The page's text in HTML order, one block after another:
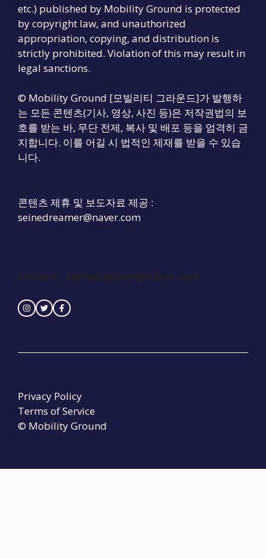
etc.) published by Mobility Ground is protected
by copyright law, and unauthorized
appropriation, copying, and distribution is
strictly prohibited. Violation of this may result in
legal sanctions.
© Mobility Ground [모빌리티 그라운드]가 발행하
는 모든 콘텐츠(기사, 영상, 사진 등)은 저작권법의 보
호를 받는 바, 무단 전제, 복사 및 배포 등을 엄격히 금
지합니다. 이를 어길 시 법적인 제재를 받을 수 있습
니다.
콘텐츠 제휴 및 보도자료 제공 :
seinedreamer@naver.com
Contact : seinedreamer@naver.com
© Mobility Ground
Privacy Policy
Terms of Service